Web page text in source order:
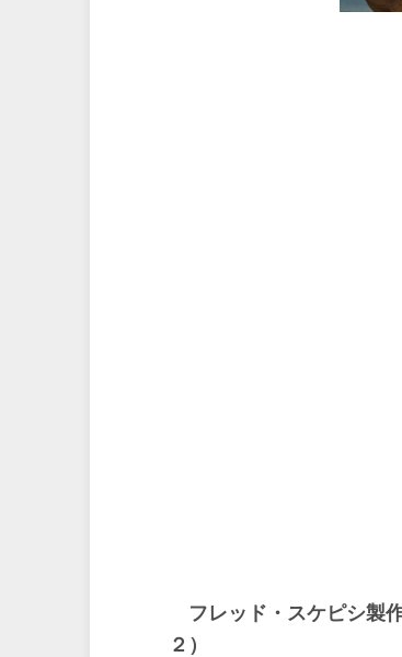
フレッド・スケピシ製
２）